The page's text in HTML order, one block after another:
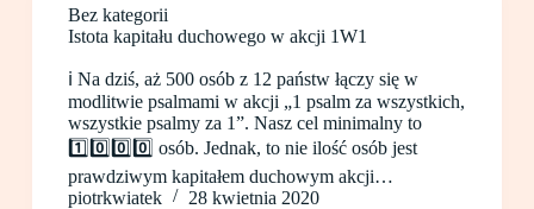
Bez kategorii
Istota kapitału duchowego w akcji 1W1
ℹ️ Na dziś, aż 500 osób z 12 państw łączy się w
modlitwie psalmami w akcji „1 psalm za wszystkich,
wszystkie psalmy za 1”. Nasz cel minimalny to
1️⃣0️⃣0️⃣0️⃣ osób. Jednak, to nie ilość osób jest
prawdziwym kapitałem duchowym akcji…
piotrkwiatek
28 kwietnia 2020